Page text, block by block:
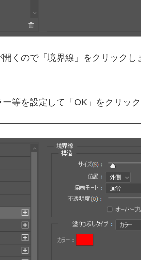
くので「境界線」をクリックし
等を設定して「OK」をクリッ